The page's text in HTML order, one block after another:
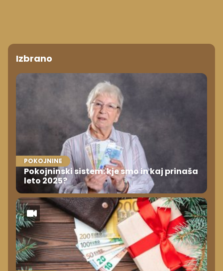
Izbrano
POKOJNINE
Pokojninski sistem: kje smo in kaj prinaša
leto 2025?